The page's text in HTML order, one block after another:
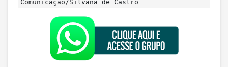
Comunicação/Silvana de Castro